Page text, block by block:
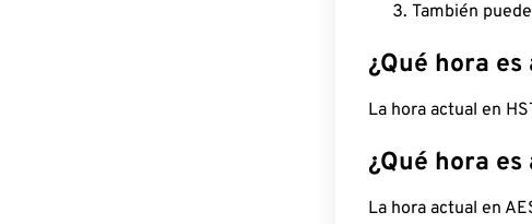
También
¿Qué hora
La hora actual en
¿Qué hora
La hora actual en